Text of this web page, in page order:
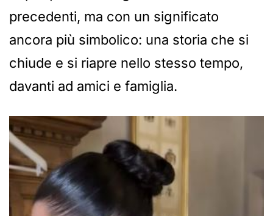
precedenti, ma con un significato
ancora più simbolico: una storia che si
chiude e si riapre nello stesso tempo,
davanti ad amici e famiglia.